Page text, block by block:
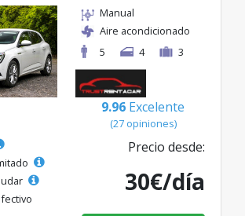
Manual
Aire acondicionado
5
4 3
9.96 Excelente
(27 opiniones)
Precio desde:
30€/día